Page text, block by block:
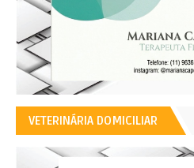
VETERINÁRIA DOMICILIAR